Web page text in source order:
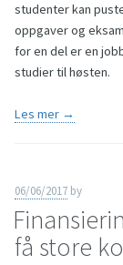
studenter kan
oppgaver og
for en del er en
studier til høsten.
Les mer →
06/06/2017 by
få store